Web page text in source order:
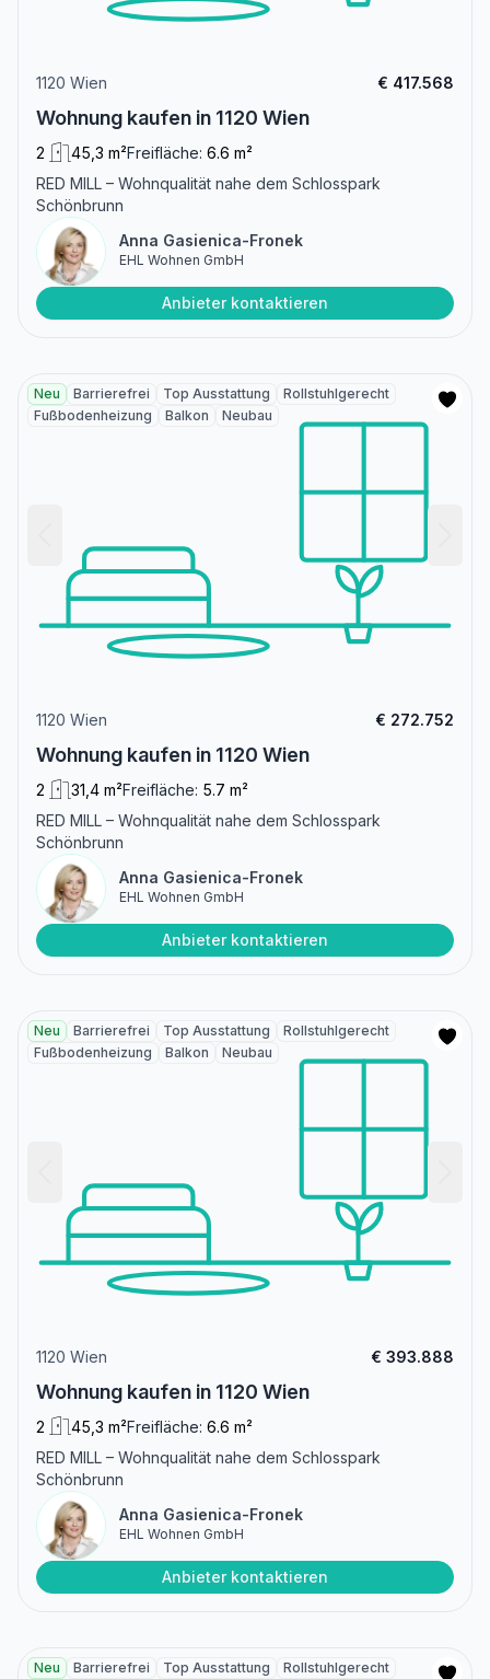
1120 Wien € 417.568
Wohnung kaufen in 1120 Wien
2 45,3 m²Freifläche: 6.6 m²
RED MILL – Wohnqualität nahe dem Schlosspark
Schönbrunn
Anna Gasienica-Fronek
EHL Wohnen GmbH
Anbieter kontaktieren
Neu Barrierefrei Top Ausstattung
Rollstuhlgerecht
Fußbodenheizung
Balkon Neubau
1120 Wien € 272.752
Wohnung kaufen in 1120 Wien
2 31,4 m²Freifläche: 5.7 m²
RED MILL – Wohnqualität nahe dem Schlosspark
Schönbrunn
Anna Gasienica-Fronek
EHL Wohnen GmbH
Anbieter kontaktieren
Neu Barrierefrei Top Ausstattung
Rollstuhlgerecht
Fußbodenheizung
Balkon Neubau
1120 Wien € 393.888
Wohnung kaufen in 1120 Wien
2 45,3 m²Freifläche: 6.6 m²
RED MILL – Wohnqualität nahe dem Schlosspark
Schönbrunn
Anna Gasienica-Fronek
EHL Wohnen GmbH
Anbieter kontaktieren
Neu Barrierefrei Top Ausstattung
Rollstuhlgerecht